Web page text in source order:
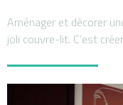
Aménager et décorer
joli couvre-lit. C’est